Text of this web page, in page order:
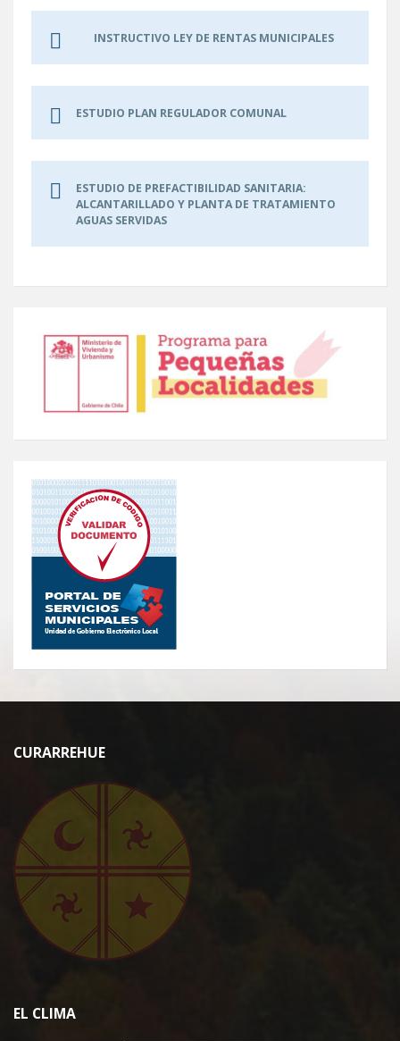
INSTRUCTIVO LEY DE RENTAS MUNICIPALES
ESTUDIO PLAN REGULADOR COMUNAL
ESTUDIO DE PREFACTIBILIDAD SANITARIA:
ALCANTARILLADO Y PLANTA DE TRATAMIENTO
AGUAS SERVIDAS
CURARREHUE
EL CLIMA